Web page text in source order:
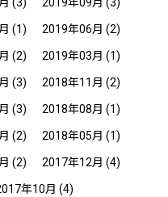
(1) 2019年06月 (2)
(2) 2019年03月 (1)
(3) 2018年11月 (2)
(3) 2018年08月 (1)
(2) 2018年05月 (1)
(2) 2017年12月 (4)
年10月 (4)